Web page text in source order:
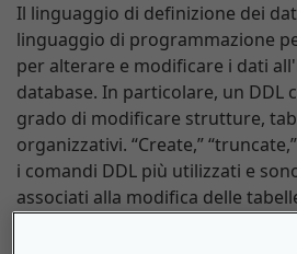
Il linguaggio di definizione dei
linguaggio di programmazione
per alterare e modificare i dati
database. In particolare, un DDL
grado di modificare strutture,
organizzativi. “Create,”
i comandi DDL più utilizzati e
associati alla modifica delle